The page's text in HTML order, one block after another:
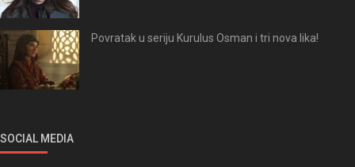
Povratak u seriju Kurulus Osman i tri nova lika!
SOCIAL MEDIA